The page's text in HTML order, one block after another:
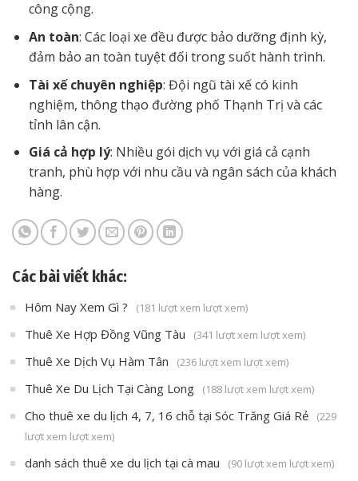
công cộng.
An toàn: Các loại xe đều được bảo dưỡng định kỳ,
đảm bảo an toàn tuyệt đối trong suốt hành trình.
Tài xế chuyên nghiệp: Đội ngũ tài xế có kinh
nghiệm, thông thạo đường phố Thạnh Trị và các
tỉnh lân cận.
Giá cả hợp lý: Nhiều gói dịch vụ với giá cả cạnh
tranh, phù hợp với nhu cầu và ngân sách của khách
hàng.
Các bài viết khác:
Hôm Nay Xem Gì ? (181 lượt xem lượt xem)
Thuê Xe Hợp Đồng Vũng Tàu (341 lượt xem lượt xem)
Thuê Xe Dịch Vụ Hàm Tân (236 lượt xem lượt xem)
Thuê Xe Du Lịch Tại Càng Long (188 lượt xem lượt xem)
Cho thuê xe du lịch 4, 7, 16 chỗ tại Sóc Trăng Giá Rẻ
(229
lượt xem lượt xem)
danh sách thuê xe du lịch tại cà mau (90 lượt xem lượt xem)